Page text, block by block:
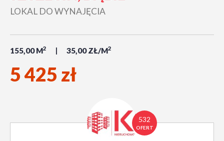
LOKAL DO WYNAJĘCIA
155,00 M2 35,00 ZŁ/M2
5 425 zł
532
OFERT